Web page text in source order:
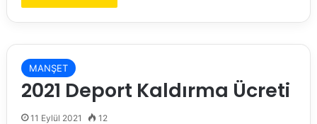
MANŞET
2021 Deport Kaldırma Ücreti
11 Eylül 2021 12